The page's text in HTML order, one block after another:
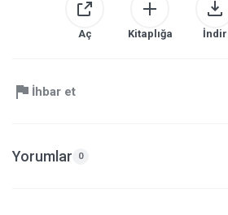
Aç Kitaplığa İndir
İhbar et
Yorumlar 0